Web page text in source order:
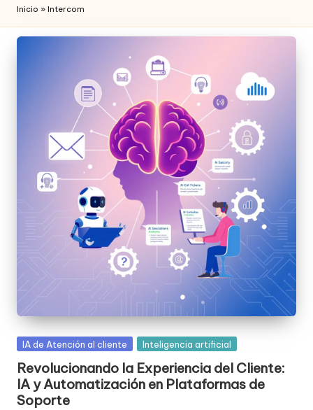
Inicio » Intercom
Posted
IA de Atención al cliente Inteligencia artificial
Revolucionando la Experiencia del Cliente:
IA y Automatización en Plataformas de
Soporte